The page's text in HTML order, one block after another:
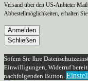
Versand über den US-Anbieter
Abbestellmöglichkeiten, erhalten
Anmelden
Schließen
Sofern Sie Ihre
Einwilligungen, Widerruf
nachfolgenden Button.